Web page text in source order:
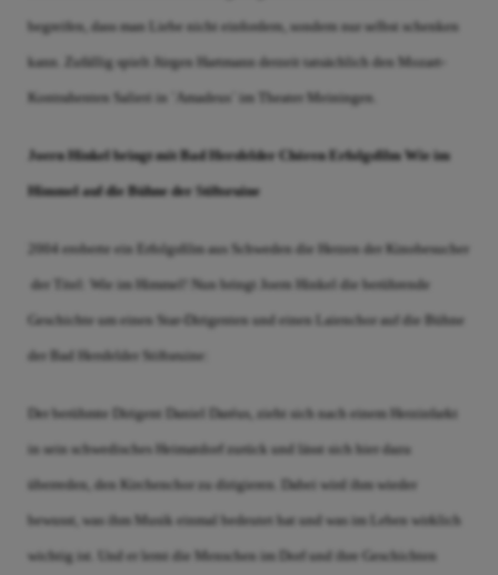
begreifen, dass man Liebe nicht einfordern, sondern nur selbst schenken
kann. Zufällig spielt Jürgen Hartmann derzeit tatsächlich den Mozart-
Kontrahenten Salieri in `Amadeus´ im Theater Meiningen.
Joern Hinkel bringt mit Bad Hersfelder Chören Erfolgsfilm Wie im
Himmel auf die Bühne der Stiftsruine
2004 eroberte ein Erfolgsfilm aus Schweden die Herzen der Kinobesucher
 der Titel: Wie im Himmel! Nun bringt Joern Hinkel die berührende
Geschichte um einen Star-Dirigenten und einen Laienchor auf die Bühne
der Bad Hersfelder Stiftsruine:
Der berühmte Dirigent Daniel Daréus, zieht sich nach einem Herzinfarkt
in sein schwedisches Heimatdorf zurück und lässt sich hier dazu
überreden, den Kirchenchor zu dirigieren. Dabei wird ihm wieder
bewusst, was ihm Musik einmal bedeutet hat und was im Leben wirklich
wichtig ist. Und er lernt die Menschen im Dorf und ihre Geschichten